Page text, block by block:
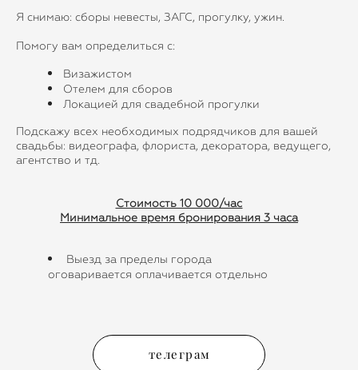
Я снимаю: сборы невесты, ЗАГС, прогулку, ужин.
Помогу вам определиться с:
Визажистом
Отелем для сборов
Локацией для свадебной прогулки
Подскажу всех необходимых подрядчиков для вашей
свадьбы: видеографа, флориста, декоратора, ведущего,
агентство и тд.
Стоимость 10 000/час
Минимальное время бронирования 3 часа
Выезд за пределы города
оговаривается оплачивается отдельно
телеграм